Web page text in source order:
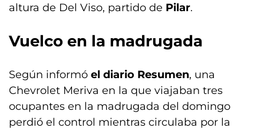
altura de Del Viso, partido de Pilar.
Vuelco en la madrugada
Según informó el diario Resumen, una
Chevrolet Meriva en la que viajaban tres
ocupantes en la madrugada del domingo
perdió el control mientras circulaba por la